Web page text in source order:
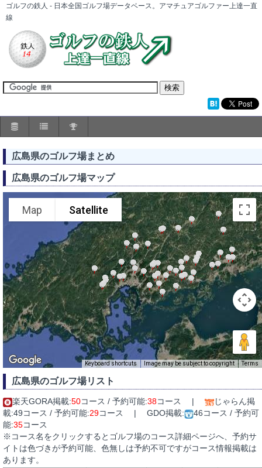
ゴルフの鉄人 - 日本全国ゴルフ場データベース。アマチュアゴルファー上達一直
線
広島県のゴルフ場まとめ
広島県のゴルフ場マップ
Map Satellite
Keyboard shortcuts Image may be subject to copyright Terms
広島県のゴルフ場リスト
楽天GORA掲載:50コース / 予約可能:38コース |
じゃらん掲
載:49コース / 予約可能:29コース | GDO掲載:
46コース / 予約可
能:35コース
※コース名をクリックするとゴルフ場のコース詳細ページへ、予約サ
イトは色づきが予約可能、色無しは予約不可ですがコース情報掲載は
あります。